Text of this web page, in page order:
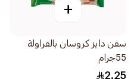
+
سفن دايز كروسان بالفراولة
55جرام
2.25